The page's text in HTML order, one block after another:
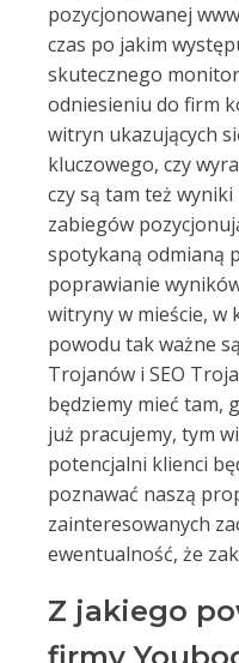
pozycjonowanej
czas po jakim
skutecznego
odniesieniu do firm
witryn ukazujących
kluczowego, czy
czy są tam też
zabiegów
spotykaną odmianą
poprawianie
witryny w mieście, w
powodu tak ważne
Trojanów i SEO
będziemy mieć tam,
już pracujemy, tym
potencjalni klienci
poznawać naszą
zainteresowanych
ewentualność, że
Z jakiego